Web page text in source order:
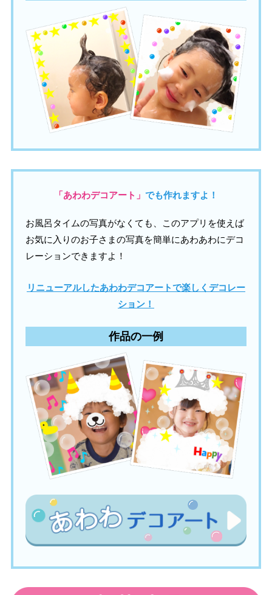
「あわわデコアート」 でも作れますよ！
お風呂タイムの写真がなくても、このアプリを使えば
お気に入りのお子さまの写真を簡単にあわあわにデコ
レーションできますよ！
リニューアルしたあわわデコアートで楽しくデコレー
ション！
作品の一例